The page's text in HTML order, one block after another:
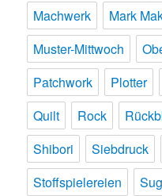
Machwerk
Mark
Muster-Mittwoch
Patchwork
Plotter
Quilt
Rock
Shibori
Siebdruck
Stoffspielereien